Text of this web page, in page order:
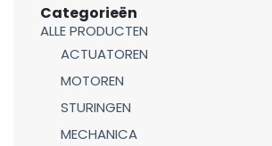
Categorieën
ALLE PRODUCTEN
ACTUATOREN
MOTOREN
STURINGEN
MECHANICA